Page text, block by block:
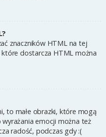
znaczników HTML na tej
dostarcza HTML można
to małe obrazki, które mogą
emocji można też
radość, podczas gdy :(